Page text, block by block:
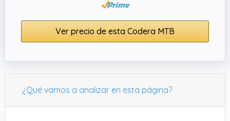
Ver precio de esta Codera MTB
¿Qué vamos a analizar en esta página?